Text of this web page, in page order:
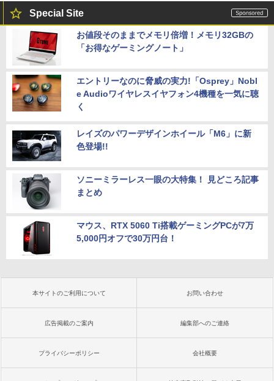
Special Site
お値段そのままでメモリ倍増！メモリ32GBの
「お得なゲーミングノート」
エントリーなのに脅威の実力!「Osprey」Nobl
e Audioワイヤレスイヤフォン4機種を一気に聴
く
レイズのパワーデザインホイール「M6」に新
色登場!!
ソニーミラーレス一眼の大特集！ 見どころ記事
まとめ
マウス、RTX 5060 Ti搭載ゲーミングPCが7万
5,000円オフで30万円台！
本サイトのご利用について お問い合わせ
広告掲載のご案内 編集部へのご連絡
プライバシーポリシー 会社概要